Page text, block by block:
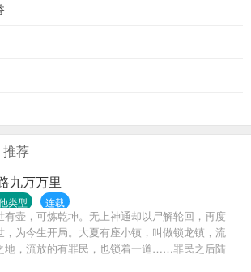
推荐
九万万里
类型 连载
有壶，可炼乾坤。无上神通却以尸解轮回，再度
，为今生开局。大夏有座小镇，叫做锁龙镇，流
地，流放的有罪民，也锁着一道……罪民之后陆